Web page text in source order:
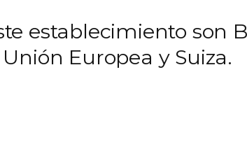
establecimiento son
Europea y Suiza.